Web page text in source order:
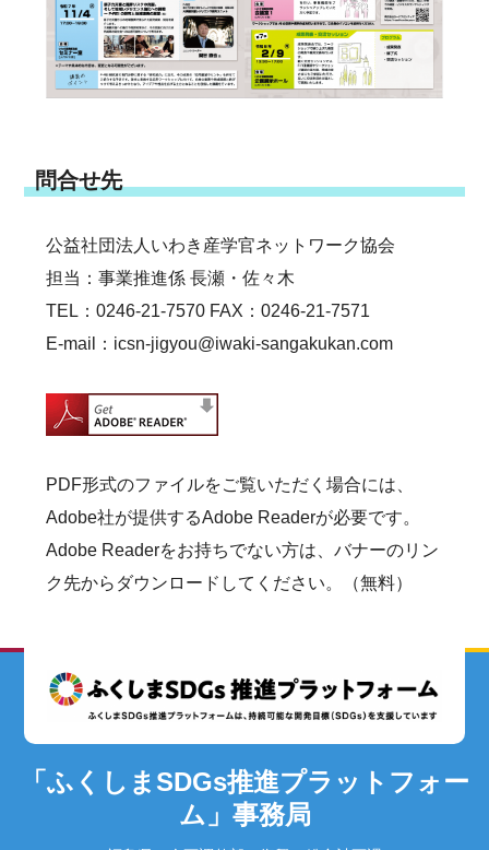
問合せ先
公益社団法人いわき産学官ネットワーク協会
担当：事業推進係 長瀬・佐々木
TEL：0246-21-7570 FAX：0246-21-7571
E-mail：icsn-jigyou@iwaki-sangakukan.com
PDF形式のファイルをご覧いただく場合には、
Adobe社が提供するAdobe Readerが必要です。
Adobe Readerをお持ちでない方は、バナーのリン
ク先からダウンロードしてください。（無料）
「ふくしまSDGs推進プラットフォー
ム」事務局